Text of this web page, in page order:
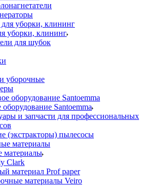
уборки, клининг
для шубок
уборочные
Santoemma
и запчасти для профессиональных
(экстракторы) пылесосы
материалы
Clark
материал Prof paper
материалы Veiro